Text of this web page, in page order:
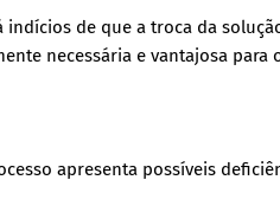
indícios de que a troca da
necessária e vantajosa para
apresenta possíveis